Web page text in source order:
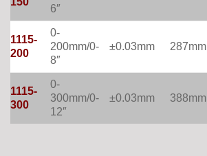
6″
1115-
200
0-
200mm/0-
8″
±0.03mm 287mm
1115-
300
0-
300mm/0-
12″
±0.03mm 388mm